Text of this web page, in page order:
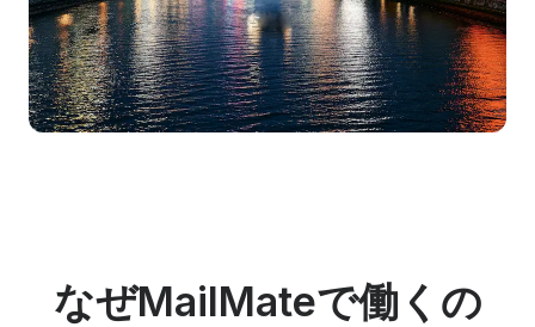
なぜMailMateで働くの